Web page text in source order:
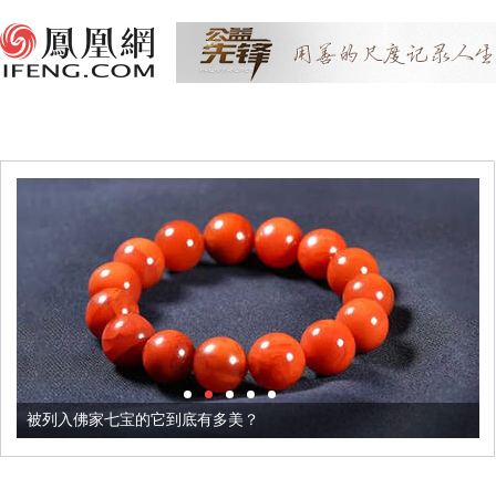
被列入佛家七宝的它到底有多美？